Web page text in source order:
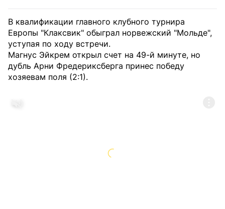
В квалификации главного клубного турнира
Европы "Клаксвик" обыграл норвежский "Мольде",
уступая по ходу встречи.
Магнус Эйкрем открыл счет на 49-й минуте, но
дубль Арни Фредериксберга принес победу
хозяевам поля (2:1).